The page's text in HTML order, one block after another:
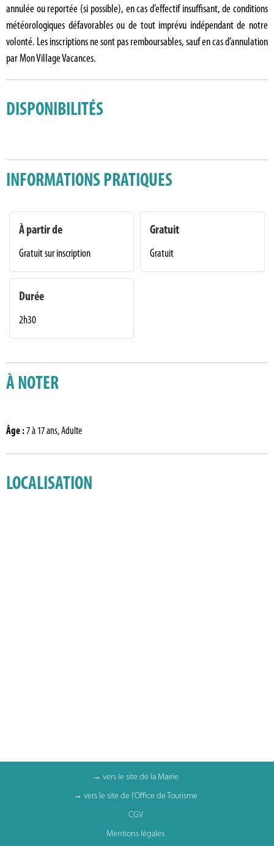
annulée ou reportée (si possible), en cas d’effectif insuffisant, de conditions
météorologiques défavorables ou de tout imprévu indépendant de notre
volonté. Les inscriptions ne sont pas remboursables, sauf en cas d’annulation
par Mon Village Vacances.
DISPONIBILITÉS
INFORMATIONS PRATIQUES
À partir de
Gratuit sur inscription
Gratuit
Gratuit
Durée
2h30
À NOTER
Âge :7 à 17 ans Adulte
LOCALISATION
→ vers le site de la Mairie
→ vers le site de l'Office de Tourisme
CGV
Mentions légales